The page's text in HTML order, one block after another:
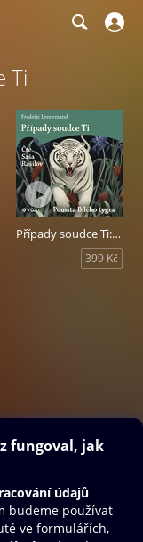
Ti
Případy soudce Ti: Pomsta Bílého tygra
399 Kč